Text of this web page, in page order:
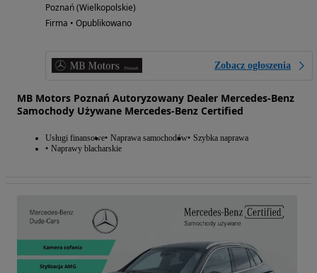
Poznań (Wielkopolskie)
Firma • Opublikowano
Zobacz ogłoszenia
MB Motors Poznań Autoryzowany Dealer Mercedes-Benz
Samochody Używane Mercedes-Benz Certified
Usługi finansowe Naprawa samochodów Szybka naprawa
Naprawy blacharskie